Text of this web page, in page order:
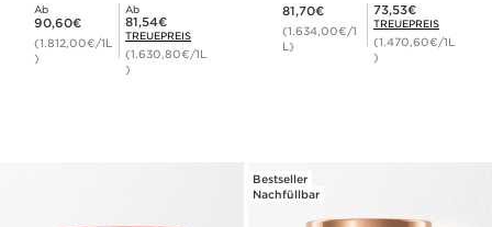
Ab
Aktueller Preis 90,60€
90,60€
(1.812,00€/1L
)
Ab
Mitgliederpreis 81,54€
81,54€
TREUEPREIS
(1.630,80€/1L
)
81,70€
(1.634,00€/1
L)
Mitgliederpreis 73,53€
73,53€
TREUEPREIS
(1.470,60€/1L
)
Bestseller
Nachfüllbar